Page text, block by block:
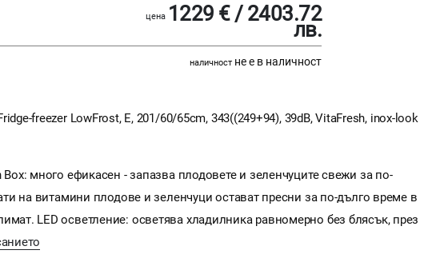
цена 1229 € / 2403.72
лв.
наличност не е в наличност
freezer LowFrost, E, 201/60/65cm, 343((249+94), 39dB, VitaFresh, inox-look
много ефикасен - запазва плодовете и зеленчуците свежи за по-
на витамини плодове и зеленчуци остават пресни за по-дълго време в
LED осветление: осветява хладилника равномерно без блясък, през